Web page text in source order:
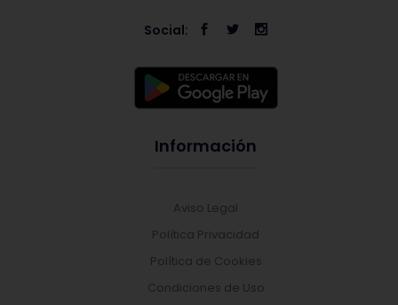
Social:
Información
Aviso Legal
Política Privacidad
Política de Cookies
Condiciones de Uso